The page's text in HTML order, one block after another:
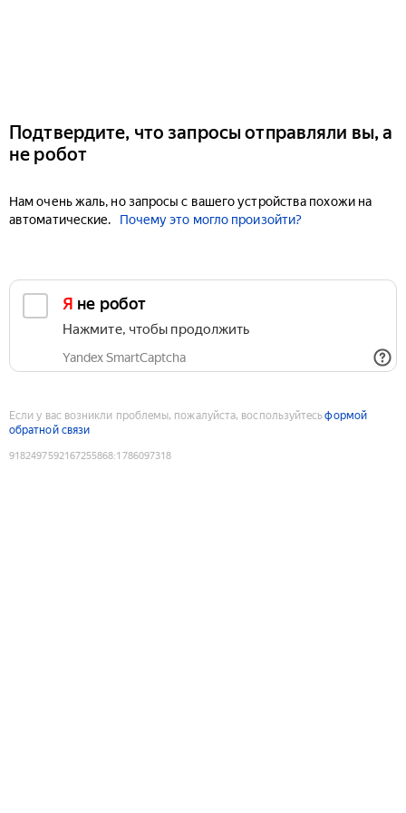
Подтвердите, что запросы отправляли вы, а
не робот
Нам очень жаль, но запросы с вашего устройства похожи на
автоматические.
Почему это могло произойти?
Я не робот
Нажмите, чтобы продолжить
Yandex SmartCaptcha
Если у вас возникли проблемы, пожалуйста, воспользуйтесьформой
обратной связи
9182497592167255868:1786097318